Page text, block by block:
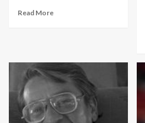
Read More